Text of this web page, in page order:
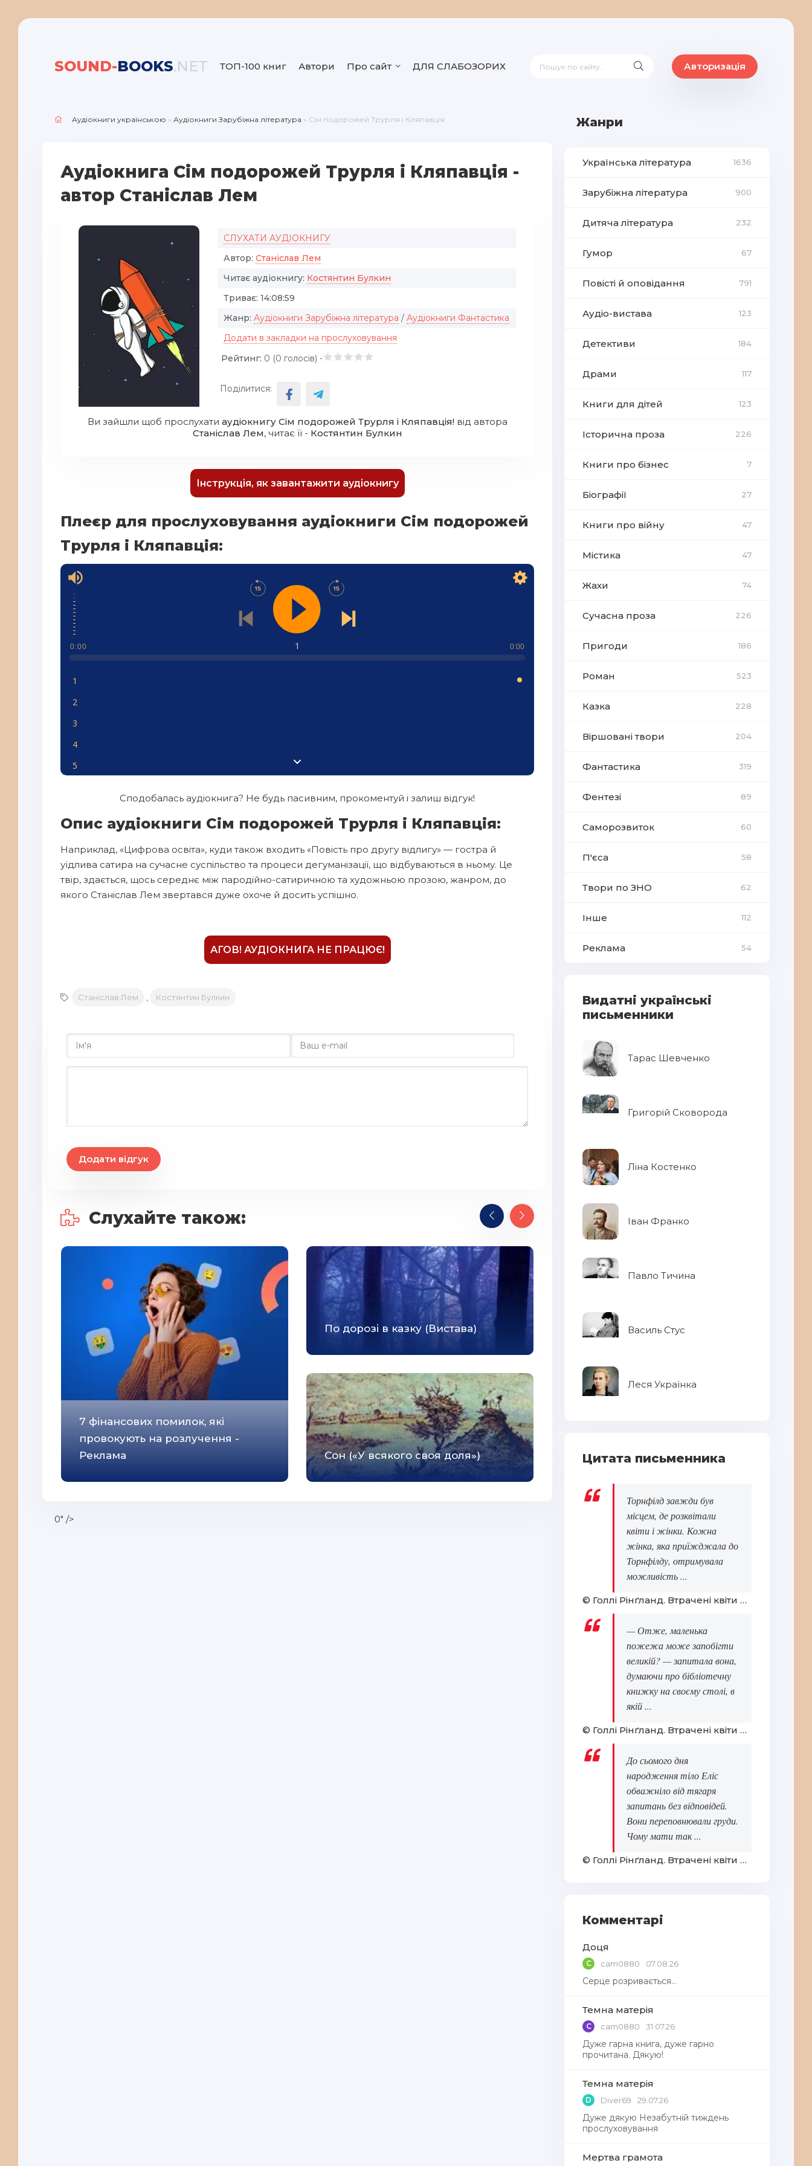
SOUND-BOOKS.NET ТОП-100 книг Автори Про сайт ДЛЯ СЛАБОЗОРИХ Авторизація
Аудіокниги українською » Аудіокниги Зарубіжна література » Сім подорожей Трурля і Кляпавція
Аудіокнига Сім подорожей Трурля і Кляпавція -
автор Станіслав Лем
СЛУХАТИ АУДІОКНИГУ
Автор: Станіслав Лем
Читає аудіокнигу: Костянтин Булкин
Триває: 14:08:59
Жанр: Аудіокниги Зарубіжна література / Аудіокниги Фантастика
Додати в закладки на прослуховування
Рейтинг: 0 (0 голосів) -
Поділитися:
Ви зайшли щоб прослухати аудіокнигу Сім подорожей Трурля і Кляпавція!від автора
Станіслав Лем, читає її - Костянтин Булкин
Інструкція, як завантажити аудіокнигу
Плеєр для прослуховування аудіокниги Сім подорожей
Трурля і Кляпавція:
1
0:00 0:00
1
2
3
4
5
8
9
10
11
16
18
19
22
23
24
35
36
37
39
Сподобалась аудіокнига? Не будь пасивним, прокоментуй і залиш відгук!
Опис аудіокниги Сім подорожей Трурля і Кляпавція:
Наприклад, «Цифрова освіта», куди також входить «Повість про другу відлигу» — гостра й
уїдлива сатира на сучасне суспільство та процеси дегуманізації, що відбуваються в ньому. Це
твір, здається, щось середнє між пародійно-сатиричною та художньою прозою, жанром, до
якого Станіслав Лем звертався дуже охоче й досить успішно.
АГОВ! АУДІОКНИГА НЕ ПРАЦЮЄ!
Станіслав Лем Костянтин Булкин
Додати відгук
Слухайте також:
7 фінансових помилок, які
провокують на розлучення -
Реклама
По дорозі в казку (Вистава)
Сон («У всякого своя доля») Матріополь
0" />
Жанри
Українська література 1636
Зарубіжна література 900
Дитяча література 232
Гумор 67
Повісті й оповідання 791
Аудіо-вистава 123
Детективи 184
Драми 117
Книги для дітей 123
Історична проза 226
Книги про бізнес 7
Біографії 27
Книги про війну 47
Містика 47
Жахи 74
Сучасна проза 226
Пригоди 186
Роман 523
Казка 228
Віршовані твори 204
Фантастика 319
Фентезі 89
Саморозвиток 60
П'єса 58
Твори по ЗНО 62
Інше 112
Реклама 54
Видатні українські
письменники
Тарас Шевченко
Григорій Сковорода
Ліна Костенко
Іван Франко
Павло Тичина
Василь Стус
Леся Українка
Цитата письменника
Торнфілд завжди був
місцем, де розквітали
квіти і жінки. Кожна
жінка, яка приїжджала до
Торнфілду, отримувала
можливість ...
© Голлі Рінґланд. Втрачені квіти Еліс Гарт
— Отже, маленька
пожежа може запобігти
великій? — запитала вона,
думаючи про бібліотечну
книжку на своєму столі, в
якій ...
© Голлі Рінґланд. Втрачені квіти Еліс Гарт
До сьомого дня
народження тіло Еліс
обважніло від тягаря
запитань без відповідей.
Вони переповнювали груди.
Чому мати так ...
© Голлі Рінґланд. Втрачені квіти Еліс Гарт
Комментарі
Доця
C cam0880 07.08.26
Серце розривається…
Темна матерія
C cam0880 31.07.26
Дуже гарна книга, дуже гарно
прочитана. Дякую!
Темна матерія
D Diver69 29.07.26
Дуже дякую Незабутній тиждень
прослуховування
Мертва грамота